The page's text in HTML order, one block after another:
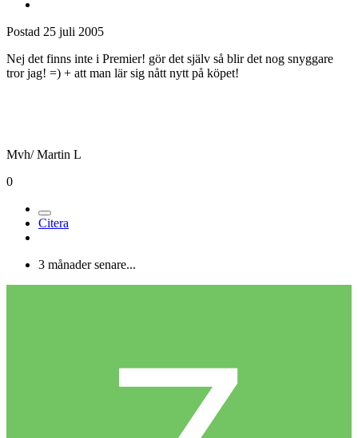
Postad 25 juli 2005
Nej det finns inte i Premier! gör det själv så blir det nog snyggare
tror jag! =) + att man lär sig nått nytt på köpet!
Mvh/ Martin L
0
Citera
3 månader senare...